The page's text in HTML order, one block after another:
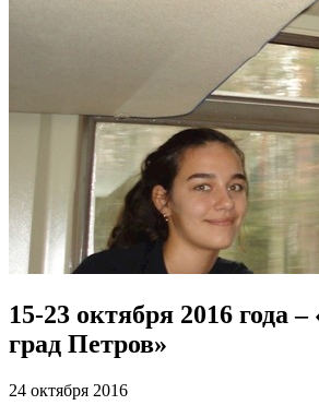
15-23 октября 2016 года
град Петров»
24 октября 2016